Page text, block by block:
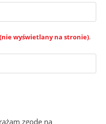
(nie wyświetlany na stronie).
zgodę na